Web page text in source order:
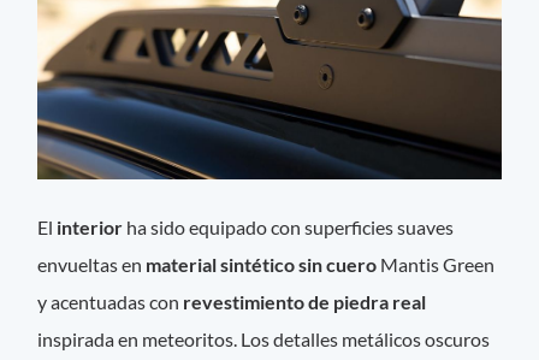
El interior ha sido equipado con superficies suaves
envueltas en material sintético sin cuero Mantis Green
y acentuadas con revestimiento de piedra real
inspirada en meteoritos. Los detalles metálicos oscuros